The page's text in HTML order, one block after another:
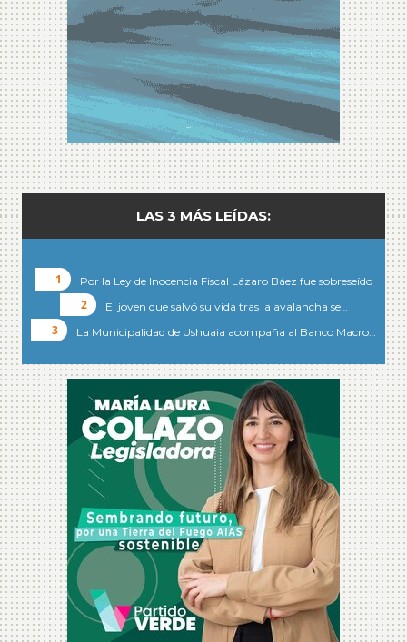
LAS 3 MÁS LEÍDAS:
Por la Ley de Inocencia Fiscal Lázaro Báez fue sobreseído
El joven que salvó su vida tras la avalancha se…
La Municipalidad de Ushuaia acompaña al Banco Macro…